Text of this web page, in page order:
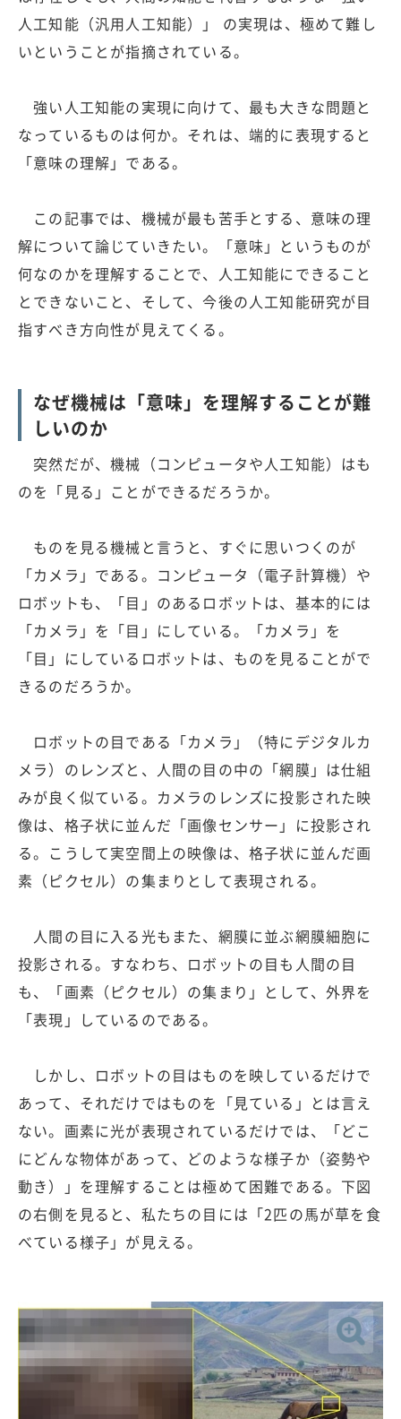
人工知能（汎用人工知能）」 の実現は、極めて難し
いということが指摘されている。
強い人工知能の実現に向けて、最も大きな問題と
なっているものは何か。それは、端的に表現すると
「意味の理解」である。
この記事では、機械が最も苦手とする、意味の理
解について論じていきたい。「意味」というものが
何なのかを理解することで、人工知能にできること
とできないこと、そして、今後の人工知能研究が目
指すべき方向性が見えてくる。
なぜ機械は「意味」を理解することが難
しいのか
突然だが、機械（コンピュータや人工知能）はも
のを「見る」ことができるだろうか。
ものを見る機械と言うと、すぐに思いつくのが
「カメラ」である。コンピュータ（電子計算機）や
ロボットも、「目」のあるロボットは、基本的には
「カメラ」を「目」にしている。「カメラ」を
「目」にしているロボットは、ものを見ることがで
きるのだろうか。
ロボットの目である「カメラ」（特にデジタルカ
メラ）のレンズと、人間の目の中の「網膜」は仕組
みが良く似ている。カメラのレンズに投影された映
像は、格子状に並んだ「画像センサー」に投影され
る。こうして実空間上の映像は、格子状に並んだ画
素（ピクセル）の集まりとして表現される。
人間の目に入る光もまた、網膜に並ぶ網膜細胞に
投影される。すなわち、ロボットの目も人間の目
も、「画素（ピクセル）の集まり」として、外界を
「表現」しているのである。
しかし、ロボットの目はものを映しているだけで
あって、それだけではものを「見ている」とは言え
ない。画素に光が表現されているだけでは、「どこ
にどんな物体があって、どのような様子か（姿勢や
動き）」を理解することは極めて困難である。下図
の右側を見ると、私たちの目には「2匹の馬が草を食
べている様子」が見える。